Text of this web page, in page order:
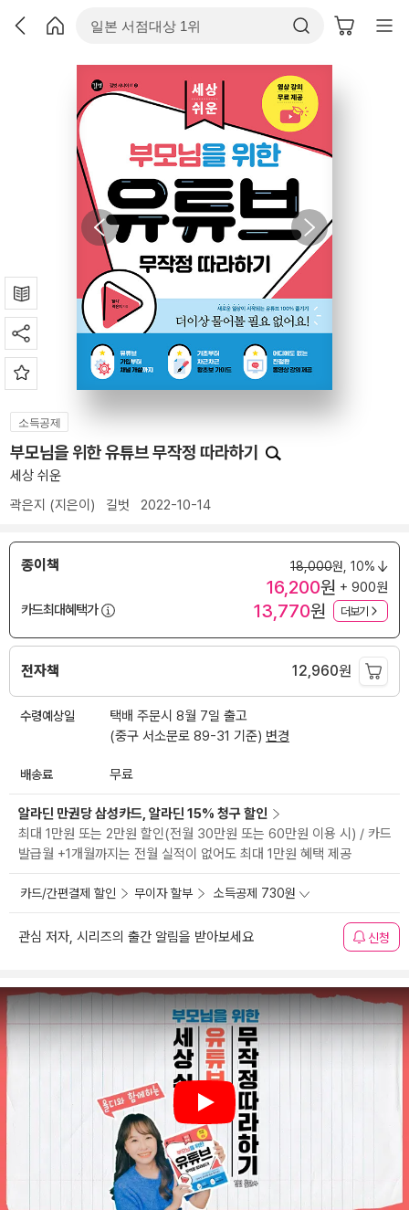
소득공제
부모님을 위한 유튜브 무작정 따라하기
세상 쉬운
곽은지 (지은이) 길벗 2022-10-14
종이책 18,000원, 10%
16,200원 + 900원
카드최대혜택가
13,770원 더보기
전자책 12,960원
수령예상일
택배 주문시 8월 7일 출고
(중구 서소문로 89-31 기준) 변경
배송료 무료
알라딘 만권당 삼성카드, 알라딘 15% 청구 할인
최대 1만원 또는 2만원 할인(전월 30만원 또는 60만원 이용 시) / 카드
발급월 +1개월까지는 전월 실적이 없어도 최대 1만원 혜택 제공
카드/간편결제 할인 무이자 할부 소득공제 730원
관심 저자, 시리즈의 출간 알림을 받아보세요 신청
Play